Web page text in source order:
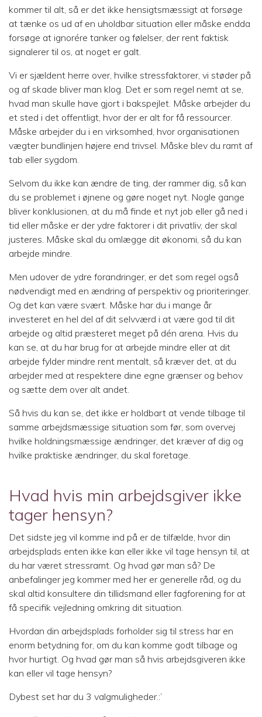
kommer til alt, så er det ikke hensigtsmæssigt at forsøge
at tænke os ud af en uholdbar situation eller måske endda
forsøge at ignorére tanker og følelser, der rent faktisk
signalerer til os, at noget er galt.
Vi er sjældent herre over, hvilke stressfaktorer, vi støder på
og af skade bliver man klog. Det er som regel nemt at se,
hvad man skulle have gjort i bakspejlet. Måske arbejder du
et sted i det offentligt, hvor der er alt for få ressourcer.
Måske arbejder du i en virksomhed, hvor organisationen
vægter bundlinjen højere end trivsel. Måske blev du ramt af
tab eller sygdom.
Selvom du ikke kan ændre de ting, der rammer dig, så kan
du se problemet i øjnene og gøre noget nyt. Nogle gange
bliver konklusionen, at du må finde et nyt job eller gå ned i
tid eller måske er der ydre faktorer i dit privatliv, der skal
justeres. Måske skal du omlægge dit økonomi, så du kan
arbejde mindre.
Men udover de ydre forandringer, er det som regel også
nødvendigt med en ændring af perspektiv og prioriteringer.
Og det kan være svært. Måske har du i mange år
investeret en hel del af dit selvværd i at være god til dit
arbejde og altid præsteret meget på dén arena. Hvis du
kan se, at du har brug for at arbejde mindre eller at dit
arbejde fylder mindre rent mentalt, så kræver det, at du
arbejder med at respektere dine egne grænser og behov
og sætte dem over alt andet.
Så hvis du kan se, det ikke er holdbart at vende tilbage til
samme arbejdsmæssige situation som før, som overvej
hvilke holdningsmæssige ændringer, det kræver af dig og
hvilke praktiske ændringer, du skal foretage.
Hvad hvis min arbejdsgiver ikke
tager hensyn?
Det sidste jeg vil komme ind på er de tilfælde, hvor din
arbejdsplads enten ikke kan eller ikke vil tage hensyn til, at
du har været stressramt. Og hvad gør man så? De
anbefalinger jeg kommer med her er generelle råd, og du
skal altid konsultere din tillidsmand eller fagforening for at
få specifik vejledning omkring dit situation.
Hvordan din arbejdsplads forholder sig til stress har en
enorm betydning for, om du kan komme godt tilbage og
hvor hurtigt. Og hvad gør man så hvis arbejdsgiveren ikke
kan eller vil tage hensyn?
Dybest set har du 3 valgmuligheder.:’